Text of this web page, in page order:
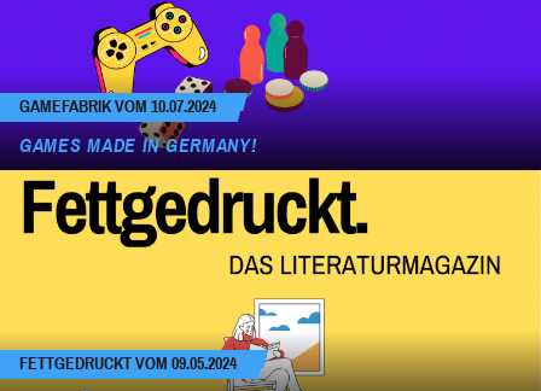
GAMEFABRIK VOM 10.07.2024
GAMES MADE IN GERMANY!
FETTGEDRUCKT VOM 09.05.2024